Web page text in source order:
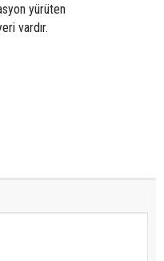
yürüten
vardır.